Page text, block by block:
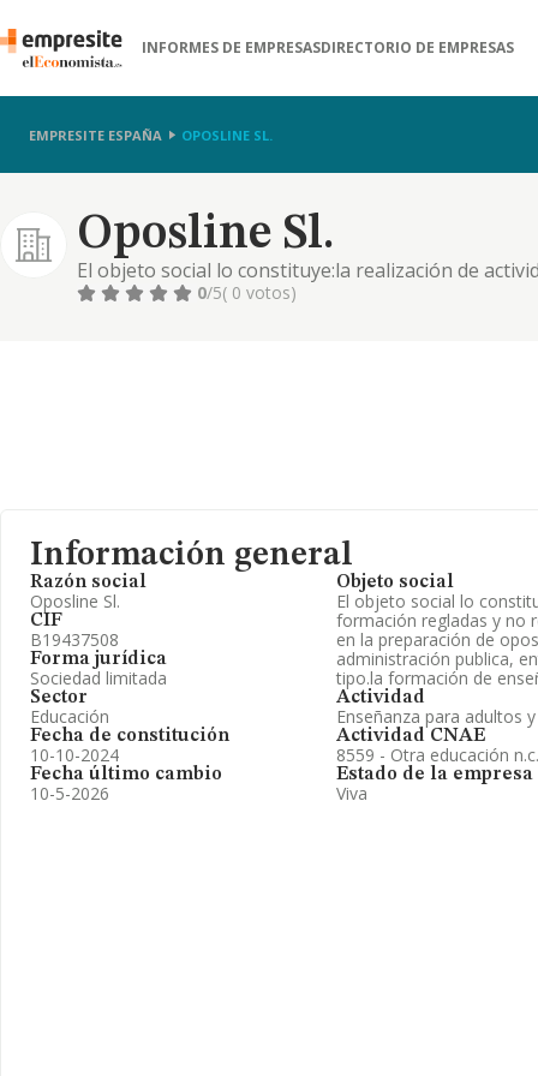
INFORMES DE EMPRESASDIRECTORIO DE EMPRESAS
EMPRESITE ESPAÑA OPOSLINE SL.
Oposline Sl.
El objeto social lo constituye:la realización de
consistentes principalmente en la preparación de
0/5( 0 votos)
Información general
Razón social
Oposline Sl.
CIF
B19437508
Forma jurídica
Sociedad limitada
Sector
Educación
Fecha de constitución
10-10-2024
Fecha último cambio
10-5-2026
Objeto social
El objeto social lo
formación regladas y no
en la preparación de
administración publica,
tipo.la formación de
Actividad
Enseñanza para adultos
Actividad CNAE
8559 - Otra educación
Estado de la empresa
Viva